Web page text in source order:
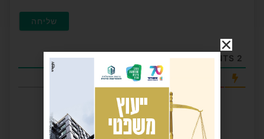
2
החדשות ביותר